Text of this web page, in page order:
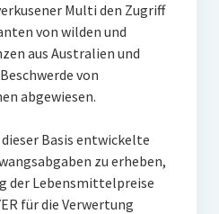
Multi den Zugriff
von wilden und
aus Australien und
von
abgewiesen.
Basis entwickelte
zu erheben,
der Lebensmittelpreise
für die Verwertung